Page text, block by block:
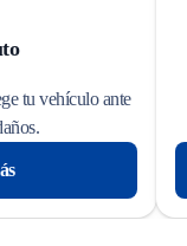
tu vehículo ante